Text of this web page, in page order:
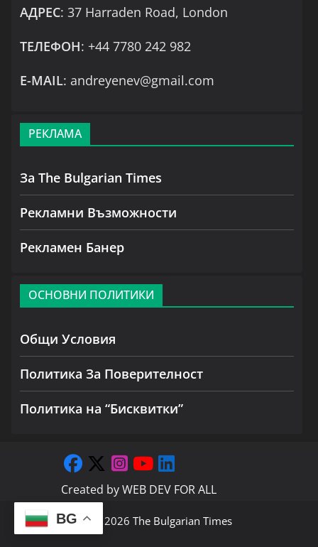
АДРЕС: 37 Harraden Road, London
ТЕЛЕФОН: +44 7780 242 982
Е-MAIL: andreyenev@gmail.com
РЕКЛАМА
За The Bulgarian Times
Рекламни Възможности
Рекламен Банер
ОСНОВНИ ПОЛИТИКИ
Общи Условия
Политика За Поверителност
Политика на “Бисквитки”
Created byWEB DEV FOR ALL
Copyright © 2026 The Bulgarian Times
BG